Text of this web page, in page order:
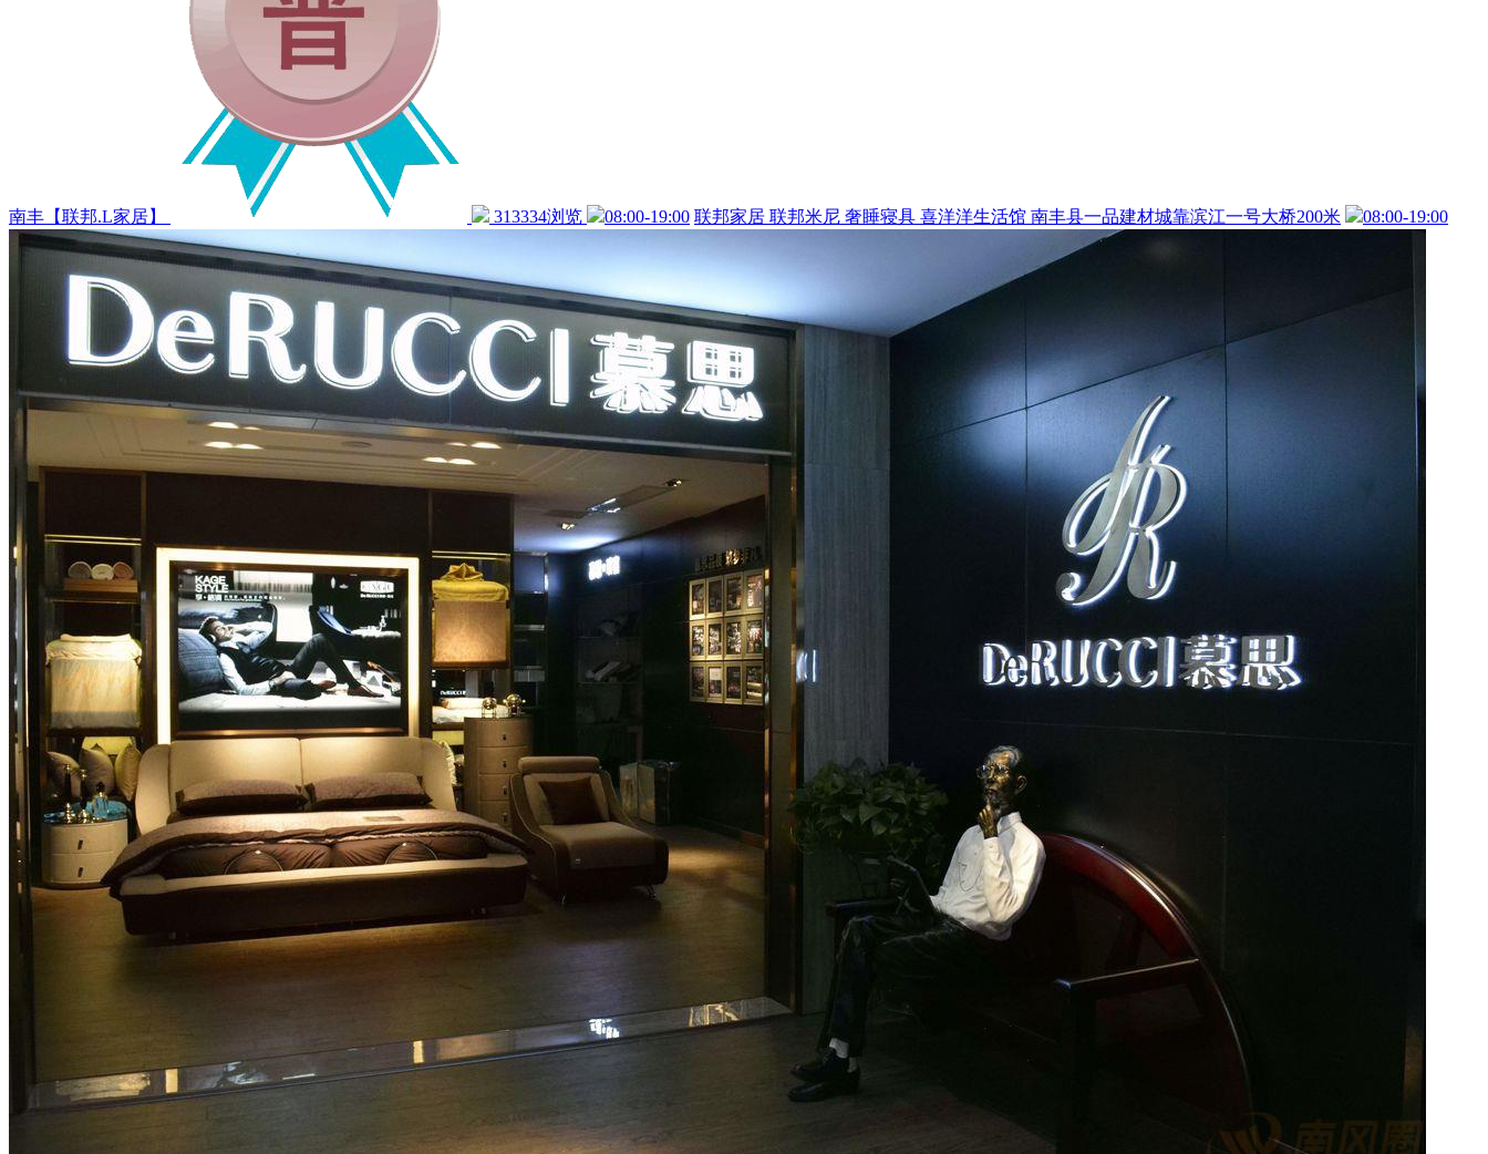
南丰【联邦.L家居】 313334浏览 08:00-19:00 联邦家居 联邦米尼 奢睡寝具 喜洋洋生活馆 南丰县一品建材城靠滨江一号大桥200米 08:00-19:00